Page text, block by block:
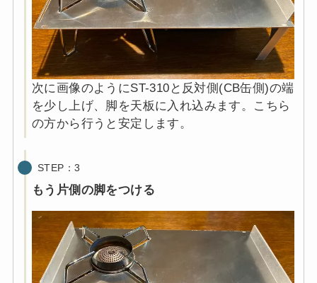
次に画像のようにST-310と反対側(CB缶側)の端
を少し上げ、脚を天板に入れ込みます。こちら
の方から行うと安定します。
STEP：3
もう片側の脚をつける